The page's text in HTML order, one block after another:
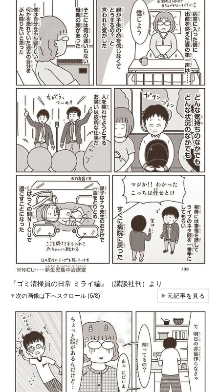
『ゴミ清掃員の日常 ミライ編』（講談社刊）より
▼次の画像は下へスクロール (6/8) ▶元記事を見る